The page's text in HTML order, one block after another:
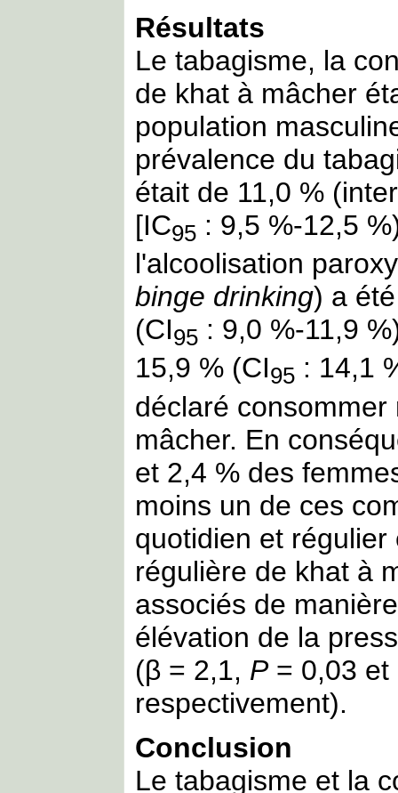
Résultats
Le tabagisme, la
de khat à mâcher
population
prévalence du
était de 11,0 %
[IC95 : 9,5 %-12,5
l'alcoolisation
binge drinking) a
(CI95 : 9,0 %-11,9
15,9 % (CI95 : 14,1
déclaré
mâcher. En
et 2,4 % des
moins un de ces
quotidien et
régulière de khat à
associés de
élévation de la
(β = 2,1, P= 0,03 et
respectivement).
Conclusion
Le tabagisme et la